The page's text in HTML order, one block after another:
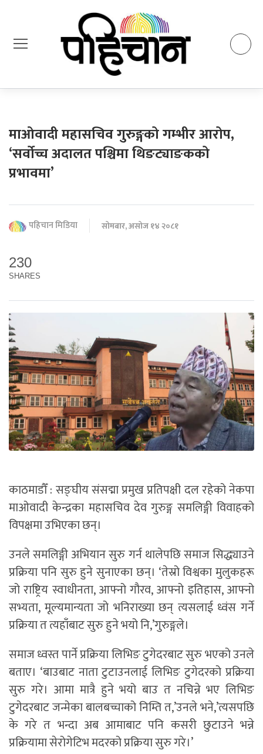
माओवादी महासचिव गुरुङ्गको गम्भीर आरोप,
‘सर्वोच्च अदालत पश्चिमा थिङट्याङकको
प्रभावमा’
पहिचान मिडिया सोमबार, असोज १४ २०८१
230
SHARES
काठमाडौँ : सङ्घीय संसद्मा प्रमुख प्रतिपक्षी दल रहेको नेकपा
माओवादी केन्द्रका महासचिव देव गुरुङ्ग समलिङ्गी विवाहको
विपक्षमा उभिएका छन्।
उनले समलिङ्गी अभियान सुरु गर्न थालेपछि समाज सिद्ध्याउने
प्रक्रिया पनि सुरु हुने सुनाएका छन्। ‘तेस्रो विश्वका मुलुकहरू
जो राष्ट्रिय स्वाधीनता, आफ्नो गौरव, आफ्नो इतिहास, आफ्नो
सभ्यता, मूल्यमान्यता जो भनिराख्या छन् त्यसलाई ध्वंस गर्ने
प्रक्रिया त त्यहाँबाट सुरु हुने भयो नि,’गुरुङ्गले।
समाज ध्वस्त पार्ने प्रक्रिया लिभिङ टुगेदरबाट सुरु भएको उनले
बताए। ‘बाउबाट नाता टुटाउनलाई लिभिङ टुगेदरको प्रक्रिया
सुरु गरे। आमा मात्रै हुने भयो बाउ त नचिन्ने भए लिभिङ
टुगेदरबाट जन्मेका बालबच्चाको निम्ति त,’उनले भने,’त्यसपछि
के गरे त भन्दा अब आमाबाट पनि कसरी छुटाउने भन्ने
प्रक्रियामा सेरोगेटिभ मदरको प्रक्रिया सुरु गरे।’